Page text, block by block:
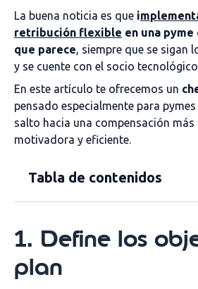
La buena noticia es que i
retribución flexible en una
que parece, siempre que se sigan
y se cuente con el socio
En este artículo te ofrecemos un
pensado especialmente para
salto hacia una compensación más
motivadora y eficiente.
Tabla de contenidos
1. Define los
plan